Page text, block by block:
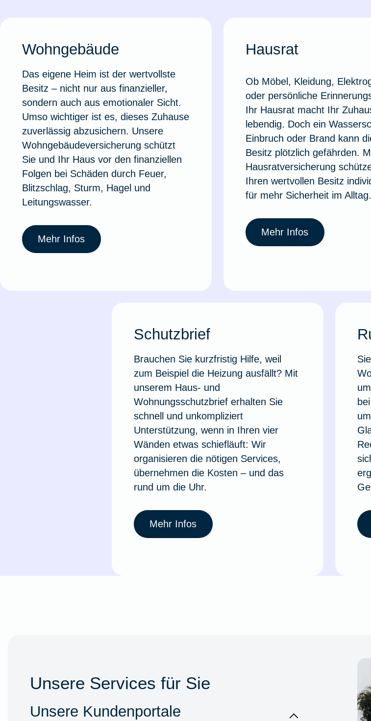
Valorenversicherung
Oldtimersammlungsversicherung
Zur Produktübersicht
Wohngebäude
Das eigene Heim ist der wertvollste
Besitz – nicht nur aus finanzieller,
sondern auch aus emotionaler Sicht.
Umso wichtiger ist es, dieses Zuhause
zuverlässig abzusichern. Unsere
Wohngebäudeversicherung schützt
Sie und Ihr Haus vor den finanziellen
Folgen bei Schäden durch Feuer,
Blitzschlag, Sturm, Hagel und
Leitungswasser.
Mehr Infos
Hausrat
Ob Möbel, Kleidung,
oder persönliche
Ihr Hausrat macht Ihr
lebendig. Doch ein
Einbruch oder Brand kann
Besitz plötzlich gefährden.
Hausratversicherung
Ihren wertvollen Besitz
für mehr Sicherheit im Alltag.
Mehr Infos
Schutzbrief
Brauchen Sie kurzfristig Hilfe, weil
zum Beispiel die Heizung ausfällt? Mit
unserem Haus- und
Wohnungsschutzbrief erhalten Sie
schnell und unkompliziert
Unterstützung, wenn in Ihren vier
Wänden etwas schiefläuft: Wir
organisieren die nötigen Services,
übernehmen die Kosten – und das
rund um die Uhr.
Mehr Infos
Unsere Services für Sie
Unsere Kundenportale